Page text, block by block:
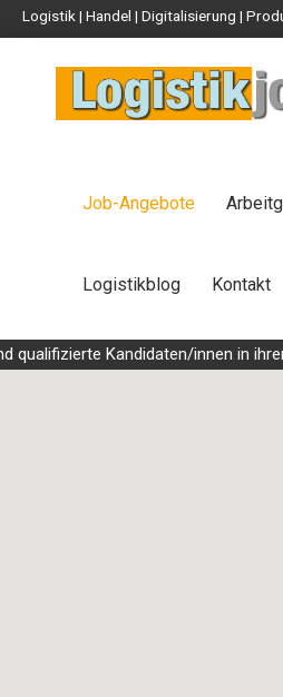
Logistik | Handel | Digitalisierung |
Job-Angebote
Logistikblog Kontakt
Kandidaten/innen in ihrer